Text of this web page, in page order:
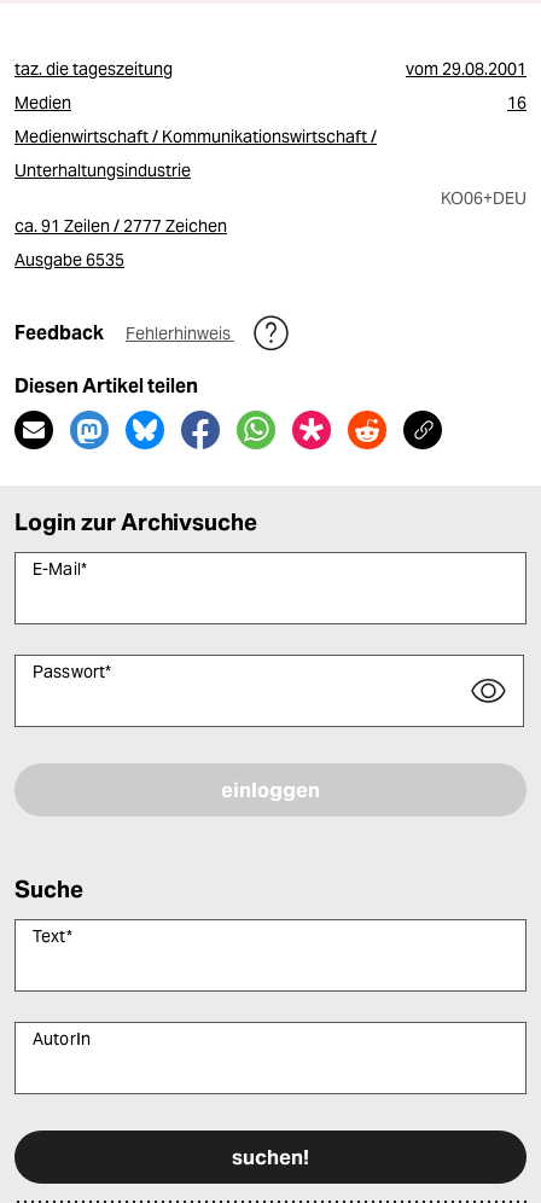
taz. die tageszeitung vom29.08.2001
Medien
16
Medienwirtschaft / Kommunikationswirtschaft /
Unterhaltungsindustrie
KO06+DEU
ca. 91 Zeilen / 2777 Zeichen
Ausgabe 6535
Feedback Fehlerhinweis
Diesen Artikel teilen
Login zur Archivsuche
E-Mail*
Passwort*
Suche
Text*
AutorIn